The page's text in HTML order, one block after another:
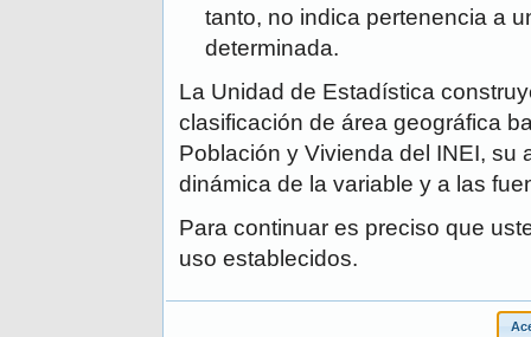
tanto, no indica pertenencia a
determinada.
La Unidad de Estadística
clasificación de área geográfica
Población y Vivienda del INEI, su
dinámica de la variable y a las
Para continuar es preciso que
uso establecidos.